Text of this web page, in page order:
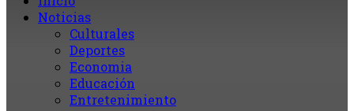
Noticias
Culturales
Deportes
Economia
Educación
Entretenimiento